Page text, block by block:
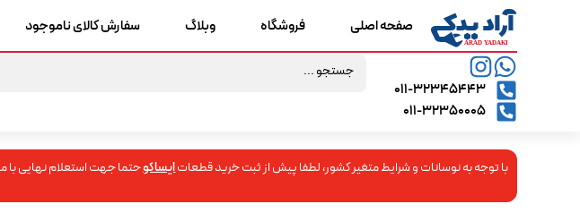
۰۱۱-۳۲۳۴۵۴۴۳
۰۱۱-۳۲۳۵۰۰۰۵
صفحه اصلی فروشگاه وبلاگ سفارش کالای ناموجود
با توجه به نوسانات و شرایط متغیر کشور، لطفا پیش از ثبت خرید قطعاتایساکوحتما جهت استعلام نهایی با